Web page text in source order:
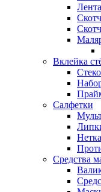
Вклейка
Салфетки
Средства